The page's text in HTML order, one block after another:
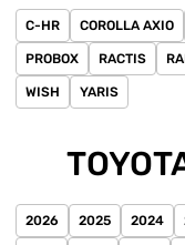
C-HR COROLLA AXIO
PROBOX RACTIS
WISH YARIS
2026 2025 2024